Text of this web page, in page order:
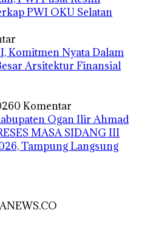
PWI OKU Selatan
Komitmen Nyata Dalam
Arsitektur Finansial
0 Komentar
Ogan Ilir Ahmad
MASA SIDANG III
Tampung Langsung